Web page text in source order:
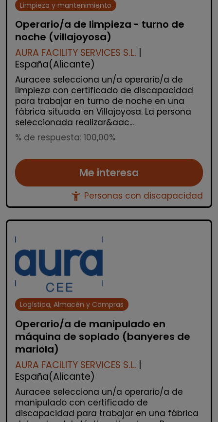
Limpieza y mantenimiento
Operario/a de limpieza - turno de
noche (villajoyosa)
AURA FACILITY SERVICES S.L.
España(Alicante)
Auracee selecciona un/a operario/a de
limpieza con certificado de discapacidad
para trabajar en turno de noche en una
fábrica situada en Villajoyosa. La persona
seleccionada realizar&aac...
% de respuesta: 100,00%
Me interesa
accessibility_new Personas con discapacidad
Logística, Almacén y Compras
Operario/a de manipulado en
máquina de soplado (banyeres de
mariola)
AURA FACILITY SERVICES S.L.
España(Alicante)
Auracee selecciona un/a operario/a de
manipulado con certificado de
discapacidad para trabajar en una fábrica